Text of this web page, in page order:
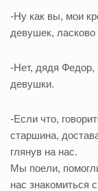
-Ну как вы, мои
девушек, ласково
-Нет, дядя Федор,
девушки.
-Если что,
старшина,
глянув на нас.
Мы поели,
нас знакомиться